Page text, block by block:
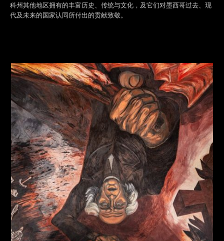
科州其他地区拥有的丰富历史、传统与文化，及它们对墨西哥过去、现
代及未来的国家认同所付出的贡献致敬。